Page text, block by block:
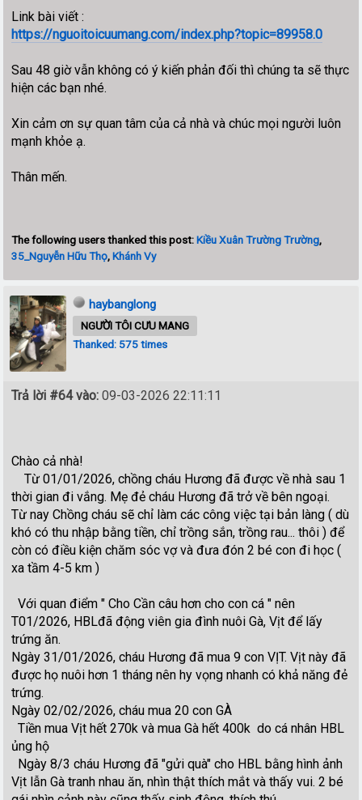
Link bài viết :
https://nguoitoicuumang.com/index.php?topic=89958.0
Sau 48 giờ vẫn không có ý kiến phản đối thì chúng ta sẽ thực
hiện các bạn nhé.
Xin cảm ơn sự quan tâm của cả nhà và chúc mọi người luôn
mạnh khỏe ạ.
Thân mến.
The following users thanked this post:Kiều Xuân Trường Trường,
35_Nguyễn Hữu Thọ,Khánh Vy
haybanglong
NGƯỜI TÔI CƯU MANG
Thanked: 575 times
Trả lời #64 vào: 09-03-2026 22:11:11
Chào cả nhà!
Từ 01/01/2026, chồng cháu Hương đã được về nhà sau 1
thời gian đi vắng. Mẹ đẻ cháu Hương đã trở về bên ngoại.
Từ nay Chồng cháu sẽ chỉ làm các công việc tại bản làng ( dù
khó có thu nhập bằng tiền, chỉ trồng sắn, trồng rau... thôi ) để
còn có điều kiện chăm sóc vợ và đưa đón 2 bé con đi học (
xa tầm 4-5 km )
Với quan điểm " Cho Cần câu hơn cho con cá " nên
T01/2026, HBLđã động viên gia đình nuôi Gà, Vịt để lấy
trứng ăn.
Ngày 31/01/2026, cháu Hương đã mua 9 con VỊT. Vịt này đã
được họ nuôi hơn 1 tháng nên hy vọng nhanh có khả năng đẻ
trứng.
Ngày 02/02/2026, cháu mua 20 con GÀ
Tiền mua Vịt hết 270k và mua Gà hết 400k do cá nhân HBL
ủng hộ
Ngày 8/3 cháu Hương đã "gửi quà" cho HBL bằng hình ảnh
Vịt lẫn Gà tranh nhau ăn, nhìn thật thích mắt và thấy vui. 2 bé